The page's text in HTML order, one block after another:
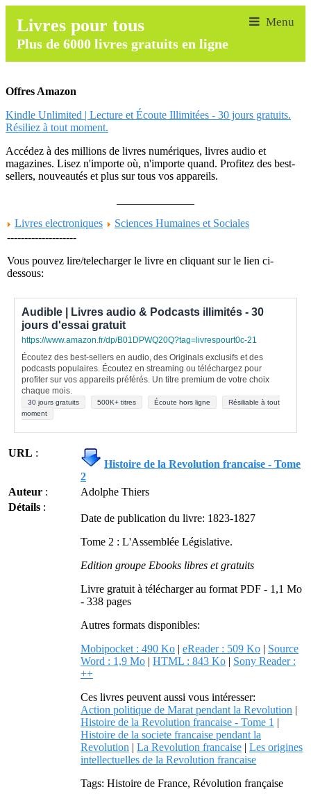
Livres pour tous
Plus de 6000 livres gratuits en ligne
Offres Amazon
Kindle Unlimited | Lecture et Écoute Illimitées - 30 jours gratuits.
Résiliez à tout moment.
Accédez à des millions de livres numériques, livres audio et
magazines. Lisez n'importe où, n'importe quand. Profitez des best-
sellers, nouveautés et plus sur tous vos appareils.
Livres electroniques
Sciences Humaines et Sociales
--------------------
Vous pouvez lire/telecharger le livre en cliquant sur le lien ci-
dessous:
Audible | Livres audio & Podcasts illimités - 30
jours d'essai gratuit
https://www.amazon.fr/dp/B01DPWQ20Q?tag=livrespourt0c-21
Écoutez des best-sellers en audio, des Originals exclusifs et des
podcasts populaires. Écoutez en streaming ou téléchargez pour
profiter sur vos appareils préférés. Un titre premium de votre choix
chaque mois.
30 jours gratuits 500K+ titres Écoute hors ligne
Résiliable à tout
moment
URL :
Histoire de la Revolution francaise - Tome
2
Auteur :
Adolphe Thiers
Détails :
Date de publication du livre: 1823-1827
Tome 2 : L'Assemblée Législative.
Edition groupe Ebooks libres et gratuits
Livre gratuit à télécharger au format PDF - 1,1 Mo
- 338 pages
Autres formats disponibles:
Mobipocket : 490 Ko | eReader : 509 Ko | Source
Word : 1,9 Mo | HTML : 843 Ko | Sony Reader :
++
Ces livres peuvent aussi vous intéresser:
Action politique de Marat pendant la Revolution |
Histoire de la Revolution francaise - Tome 1 |
Histoire de la societe francaise pendant la
Revolution | La Revolution francaise | Les origines
intellectuelles de la Revolution francaise
Tags: Histoire de France, Révolution française